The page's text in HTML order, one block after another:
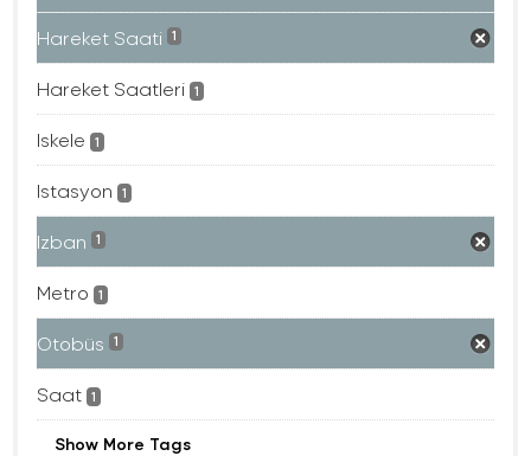
Hareket Saati 1
Hareket Saatleri 1
Iskele 1
Istasyon 1
Izban 1
Metro 1
Otobüs 1
Saat 1
Show More Tags